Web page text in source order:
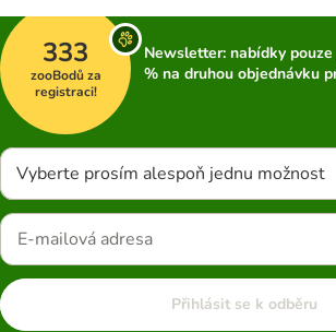
333
zooBodů za
registraci!
Newsletter: nabídky
% na druhou objednávku
Vyberte prosím alespoň jednu možnost
Přihlásit se k odběru